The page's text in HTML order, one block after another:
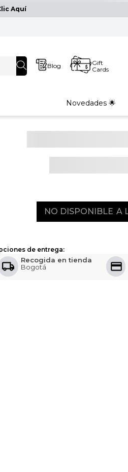
Aquí
Blog
Gift
Cards
Novedades 🌟
NO DISPONIBLE
de entrega:
Recogida en tienda
Bogotá